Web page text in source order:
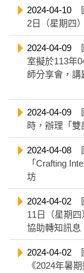
2024-04-10
2日（星期四
2024-04-09
室擬於113年
師分享會，講
2024-04-09
時，辦理「
2024-04-08
「Crafting
坊
2024-04-02
11日（星期
協助轉知訊息
2024-04-02
《2024年暑